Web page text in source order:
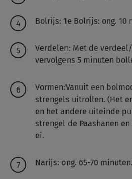
Bolrijs: 1e Bolrijs: ong. 10
Verdelen: Met de
vervolgens 5 minuten
Vormen:Vanuit een
strengels uitrollen. (Het
en het andere uiteinde
strengel de Paashanen
ei.
Narijs: ong. 65-70 minuten.